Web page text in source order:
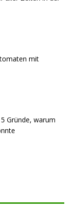
mit
Gründe, warum